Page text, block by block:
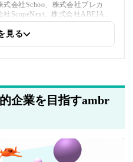
会社Schoo、株式会社プレカ
ScopeNext、株式会社ABEJA、
クを追加しました
見る
企業を目指すambr